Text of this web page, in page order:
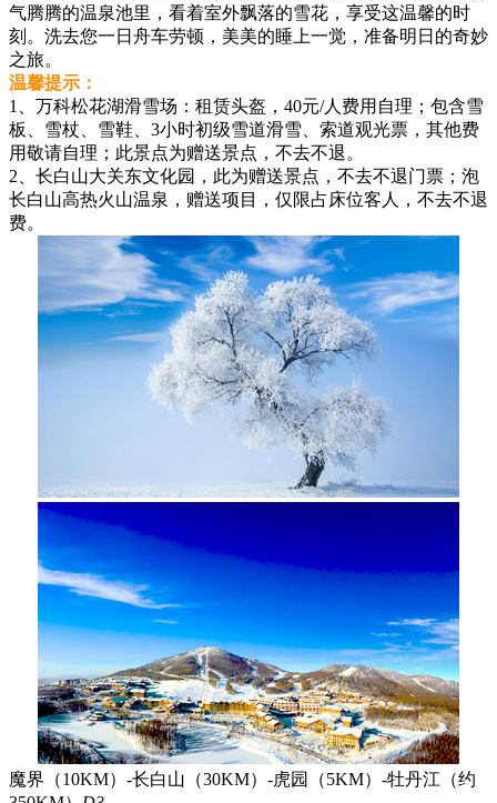
气腾腾的温泉池里，看着室外飘落的雪花，享受这温馨的时
刻。洗去您一日舟车劳顿，美美的睡上一觉，准备明日的奇妙
之旅。
温馨提示：
1、万科松花湖滑雪场：租赁头盔，40元/人费用自理；包含雪
板、雪杖、雪鞋、3小时初级雪道滑雪、索道观光票，其他费
用敬请自理；此景点为赠送景点，不去不退。
2、长白山大关东文化园，此为赠送景点，不去不退门票；泡
长白山高热火山温泉，赠送项目，仅限占床位客人，不去不退
费。
魔界（10KM）-长白山（30KM）-虎园（5KM）-牡丹江（约